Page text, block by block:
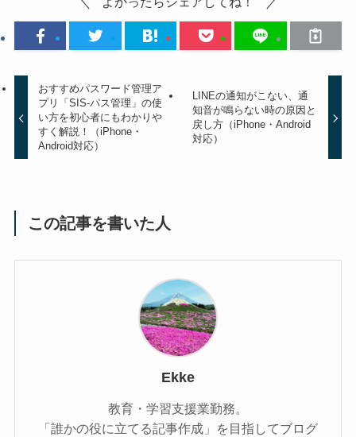
おすすめパスワード管理ア
プリ「SIS-パス管理」の使
い方を初心者にもわかりや
すく解説！（iPhone・
Android対応）
LINEの通知がこない、通
知音が鳴らない時の原因と
戻し方（iPhone・Android
対応）
この記事を書いた人
Ekke
教育・学習支援業勤務。
「誰かの役に立てる記事作成」を目指してブログ